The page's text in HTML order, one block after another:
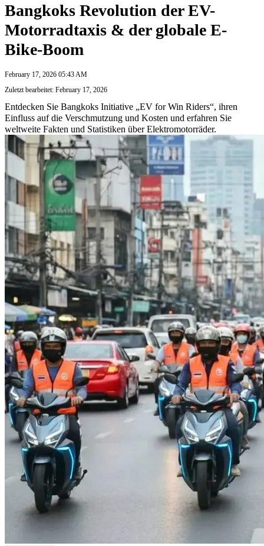
Bangkoks Revolution der EV-
Motorradtaxis & der globale E-
Bike-Boom
February 17, 2026 05:43 AM
Zuletzt bearbeitet: February 17, 2026
Entdecken Sie Bangkoks Initiative „EV for Win Riders“, ihren
Einfluss auf die Verschmutzung und Kosten und erfahren Sie
weltweite Fakten und Statistiken über Elektromotorräder.